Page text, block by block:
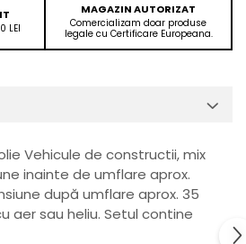
LEI
MAGAZIN AUTORIZAT
Comercializam doar produse
legale cu Certificare Europeana.
Vehicule de constructii, mix
inainte de umflare aprox.
după umflare aprox. 35
aer sau heliu. Setul contine